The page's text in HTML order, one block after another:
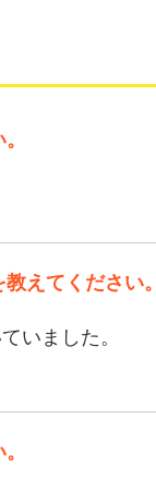
えてください。
いました。